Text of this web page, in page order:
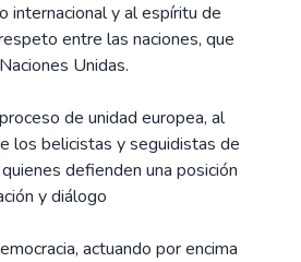
internacional y al espíritu de
entre las naciones, que
Unidas.
de unidad europea, al
los belicistas y seguidistas de
defienden una posición
y diálogo
actuando por encima